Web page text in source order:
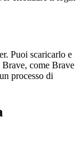
Puoi scaricarlo e
come Brave
processo di